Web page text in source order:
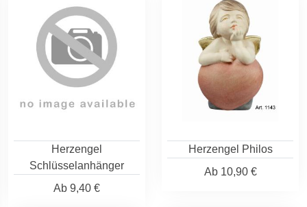
Herzengel
Schlüsselanhänger
Ab 9,40 €
Herzengel Philos
Ab10,90 €